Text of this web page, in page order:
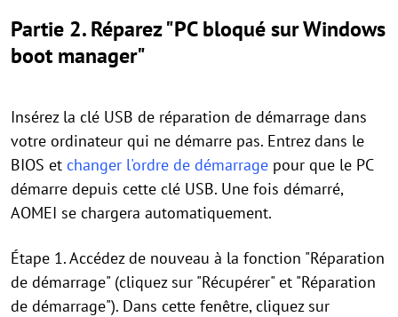
Partie 2. Réparez "PC bloqué sur Windows
boot manager"
Insérez la clé USB de réparation de démarrage dans
votre ordinateur qui ne démarre pas. Entrez dans le
BIOS et changer l'ordre de démarrage pour que le PC
démarre depuis cette clé USB. Une fois démarré,
AOMEI se chargera automatiquement.
Étape 1. Accédez de nouveau à la fonction "Réparation
de démarrage" (cliquez sur "Récupérer" et "Réparation
de démarrage"). Dans cette fenêtre, cliquez sur